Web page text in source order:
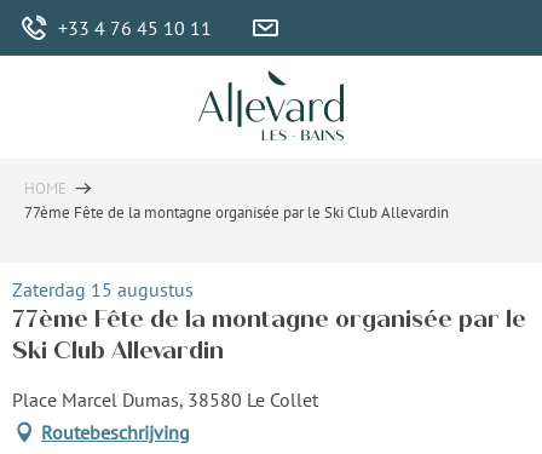
Aller
+33 4 76 45 10 11
HOME
77ème Fête de la montagne organisée par le Ski Club Allevardin
Zaterdag 15 augustus
77ème Fête de la montagne organisée par le
Ski Club Allevardin
Place Marcel Dumas, 38580 Le Collet
Routebeschrijving